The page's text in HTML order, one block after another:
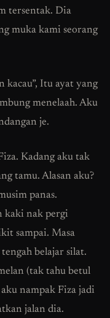
tersentak. Dia
muka kami seorang
kacau”, Itu ayat yang
menelaah. Aku
je.
Kadang aku tak
tamu. Alasan aku?
panas.
kaki nak pergi
sampai. Masa
belajar silat.
(tak tahu betul
nampak Fiza jadi
jalan dia.